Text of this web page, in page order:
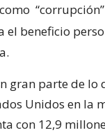
el beneficio
gran parte de lo
Unidos en la
con 12,9